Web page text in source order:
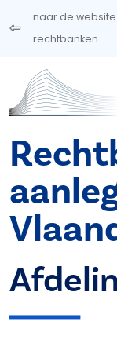
Overslaan en naar
naar de
rechtbanken